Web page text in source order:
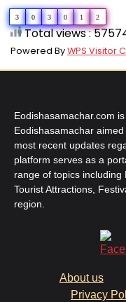
3 0 3 0 1 2
Total views :
Powered ByWPS Visitor
Eodishasamachar.com
Eodishasamachar
most recent updates
platform serves as a
range of topics including
Tourist Attractions,
region.
About us
Privacy